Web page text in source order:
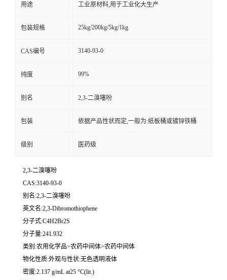
用途 工业原材料,用于工业化大生产
包装规格 25kg/200kg/5kg/1kg
CAS编号 3140-93-0
纯度 99%
别名 2,3-二溴噻吩
包装 依据产品性状而定,一般为:纸板桶或镀锌铁桶
级别 医药级
2,3-二溴噻吩
CAS:3140-93-0
别名:2,3-二溴噻吩
英文名:2,3-Dibromothiophene
分子式:C4H2Br2S
分子量:241.932
类别:农用化学品>农药中间体>农药中间体
物化性质:外观与性状:无色透明液体
密度:2.137 g/mL at25 °C(lit.)